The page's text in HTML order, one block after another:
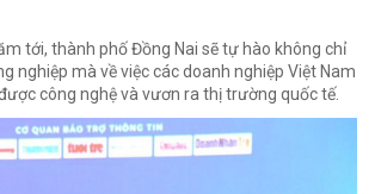
tới, thành phố Đồng Nai sẽ tự hào không chỉ
nghiệp mà về việc các doanh nghiệp Việt Nam
công nghệ và vươn ra thị trường quốc tế.